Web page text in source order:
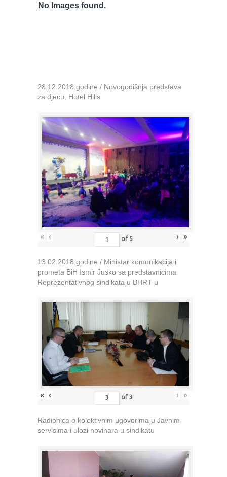
No Images found.
28.12.2018.godine / Novogodišnja predstava
za djecu, Hotel Hills
« ‹ of 5 › »
13.02.2018.godine / Ministar komunikacija i
prometa BiH Ismir Jusko sa predstavnicima
Reprezentativnog sindikata u BHRT-u
« ‹ of 3 › »
Radionica o kolektivnim ugovorima u Javnim
servisima i ulozi novinara u sindikatu